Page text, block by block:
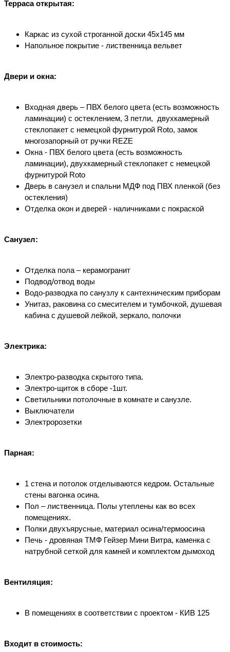
Терраса открытая:
Каркас из сухой строганной доски 45х145 мм
Напольное покрытие - лиственница вельвет
Двери и окна:
Входная дверь – ПВХ белого цвета (есть возможность
ламинации) с остеклением, 3 петли, двухкамерный
стеклопакет с немецкой фурнитурой Roto, замок
многозапорный от ручки REZE
Окна - ПВХ белого цвета (есть возможность
ламинации), двухкамерный стеклопакет с немецкой
фурнитурой Roto
Дверь в санузел и спальни МДФ под ПВХ пленкой (без
остекления)
Отделка окон и дверей - наличниками с покраской
Санузел:
Отделка пола – керамогранит
Подвод/отвод воды
Водо-разводка по санузлу к сантехническим приборам
Унитаз, раковина со смесителем и тумбочкой, душевая
кабина с душевой лейкой, зеркало, полочки
Электрика:
Электро-разводка скрытого типа.
Электро-щиток в сборе -1шт.
Светильники потолочные в комнате и санузле.
Выключатели
Электророзетки
Парная:
1 стена и потолок отделываются кедром. Остальные
стены вагонка осина.
Пол – лиственница. Полы утеплены как во всех
помещениях.
Полки двухъярусные, материал осина/термоосина
Печь - дровяная ТМФ Гейзер Мини Витра, каменка с
натрубной сеткой для камней и комплектом дымоход
Вентиляция:
В помещениях в соответствии с проектом - КИВ 125
Входит в стоимость: